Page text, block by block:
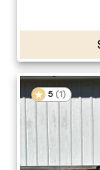
5 (1 )